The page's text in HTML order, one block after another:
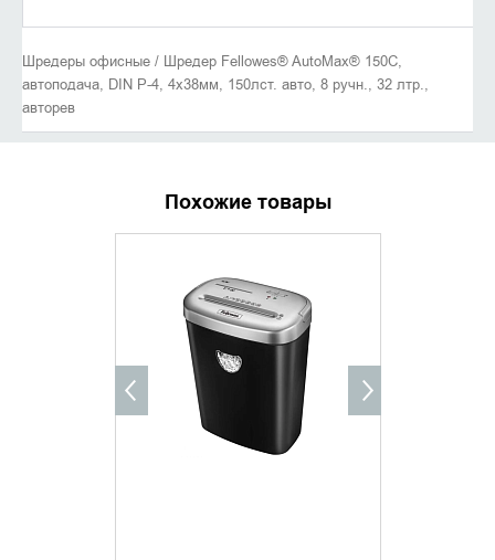
Шредеры офисные / Шредер Fellowes® AutoMax® 150C,
автоподача, DIN P-4, 4х38мм, 150лст. авто, 8 ручн., 32 лтр.,
авторев
Похожие товары
УТОЧНИТЬ НАЛИЧИЕ